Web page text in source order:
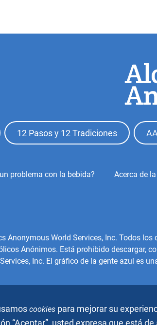
12 Pasos y 12 Tradiciones
problema con la bebida? Acerca de la
Anonymous World Services, Inc. Todos
Anónimos. Está prohibido descargar,
Inc. El gráfico de la gente azul es
cookies para mejorar su
“Aceptar”, usted expresa que está